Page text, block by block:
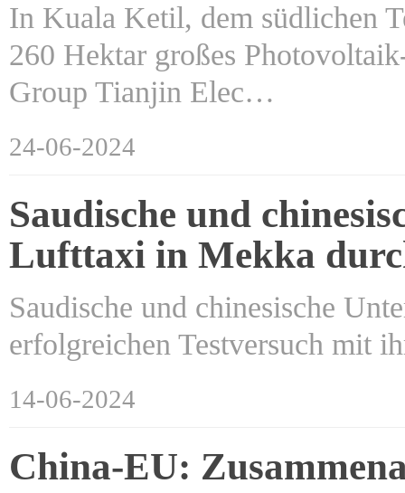
In Kuala Ketil, dem südlichen
260 Hektar großes
Group Tianjin Elec…
24-06-2024
Saudische und
Lufttaxi in Mekka
Saudische und chinesische
erfolgreichen Testversuch mit
14-06-2024
China-EU: